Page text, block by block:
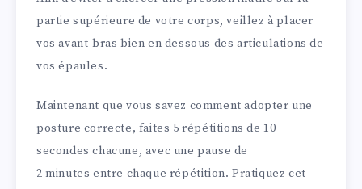
partie supérieure de votre corps, veillez à placer
vos avant-bras bien en dessous des articulations de
vos épaules.
Maintenant que vous savez comment adopter une
posture correcte, faites 5 répétitions de 10
secondes chacune, avec une pause de
2 minutes entre chaque répétition. Pratiquez cet